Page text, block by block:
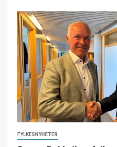
FYLKESNYHETER